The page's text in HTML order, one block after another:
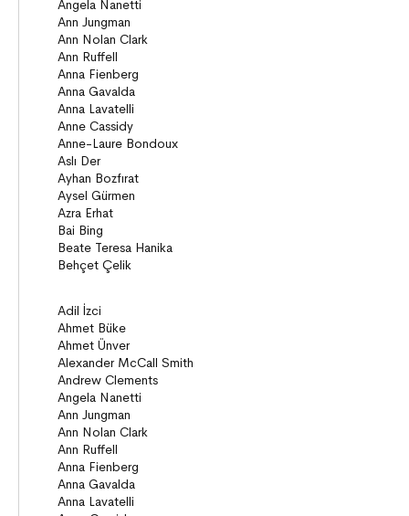
Köprü Kitaplar (10+)
Roman
Öyküler
Anlatı
ON8 (15+)
Roman
Diziler
Öyküler
Anlatı
Gizemli Maceralar Koleksiyonu
Diziler
Behiç Ak Yetişkin Kitapları
Öykü